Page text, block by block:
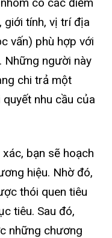
giới tính, vị trí địa
vấn) phù hợp với
Những người này
chi trả một
nhu cầu của
bạn sẽ hoạch
hiệu. Nhờ đó,
thói quen tiêu
tiêu. Sau đó,
những chương